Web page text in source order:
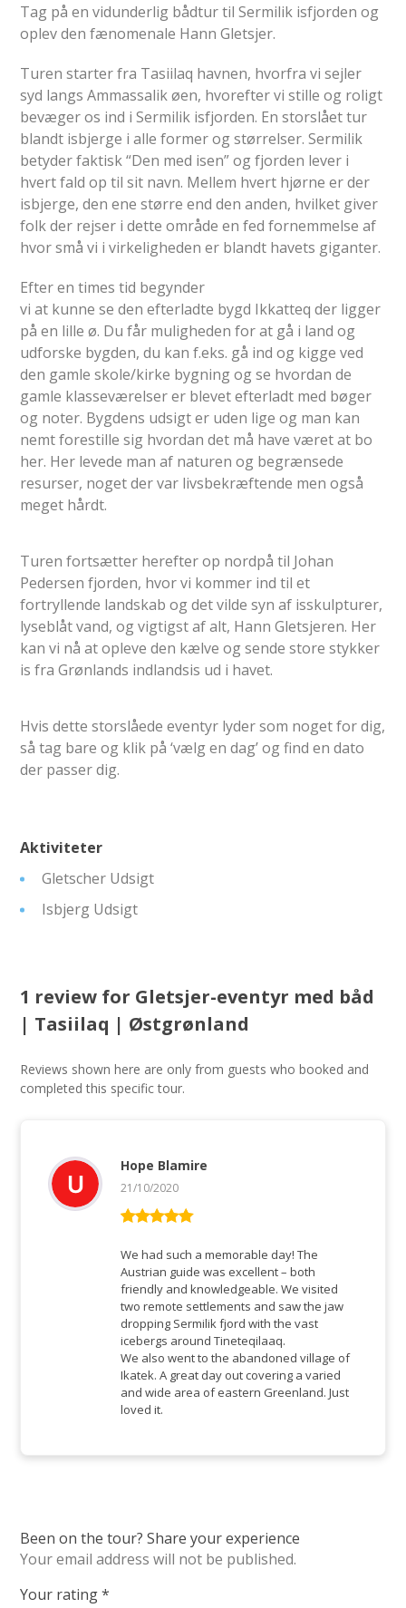
Tag på en vidunderlig bådtur til Sermilik isfjorden og
oplev den fænomenale Hann Gletsjer.
Turen starter fra Tasiilaq havnen, hvorfra vi sejler
syd langs Ammassalik øen, hvorefter vi stille og roligt
bevæger os ind i Sermilik isfjorden. En storslået tur
blandt isbjerge i alle former og størrelser. Sermilik
betyder faktisk “Den med isen” og fjorden lever i
hvert fald op til sit navn. Mellem hvert hjørne er der
isbjerge, den ene større end den anden, hvilket giver
folk der rejser i dette område en fed fornemmelse af
hvor små vi i virkeligheden er blandt havets giganter.
Efter en times tid begynder
vi at kunne se den efterladte bygd Ikkatteq der ligger
på en lille ø. Du får muligheden for at gå i land og
udforske bygden, du kan f.eks. gå ind og kigge ved
den gamle skole/kirke bygning og se hvordan de
gamle klasseværelser er blevet efterladt med bøger
og noter. Bygdens udsigt er uden lige og man kan
nemt forestille sig hvordan det må have været at bo
her. Her levede man af naturen og begrænsede
resurser, noget der var livsbekræftende men også
meget hårdt.
Turen fortsætter herefter op nordpå til Johan
Pedersen fjorden, hvor vi kommer ind til et
fortryllende landskab og det vilde syn af isskulpturer,
lyseblåt vand, og vigtigst af alt, Hann Gletsjeren. Her
kan vi nå at opleve den kælve og sende store stykker
is fra Grønlands indlandsis ud i havet.
Hvis dette storslåede eventyr lyder som noget for dig,
så tag bare og klik på ‘vælg en dag’ og find en dato
der passer dig.
Aktiviteter
Gletscher Udsigt
Isbjerg Udsigt
1 review for Gletsjer-eventyr med båd
| Tasiilaq | Østgrønland
Reviews shown here are only from guests who booked and
completed this specific tour.
of 5
Hope Blamire
21/10/2020
We had such a memorable day! The
Austrian guide was excellent – both
friendly and knowledgeable. We visited
two remote settlements and saw the jaw
dropping Sermilik fjord with the vast
icebergs around Tineteqilaaq.
We also went to the abandoned village of
Ikatek. A great day out covering a varied
and wide area of eastern Greenland. Just
loved it.
Been on the tour? Share your experience
Your email address will not be published.
Your rating*